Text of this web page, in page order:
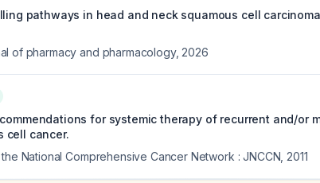
pathways in head and neck squamous cell
of pharmacy and pharmacology, 2026
for systemic therapy of recurrent and/or
cell cancer.
National Comprehensive Cancer Network : JNCCN 2011